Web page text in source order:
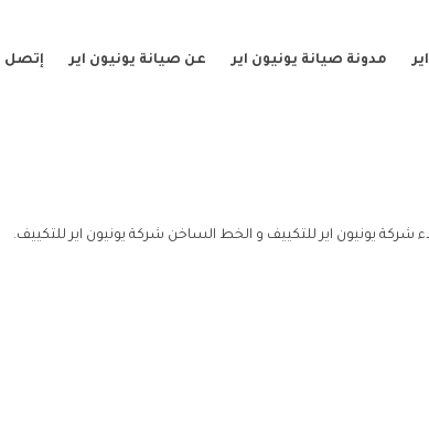
مدونة صيانة يونيون اير عن صيانة يونيون اير إتصل
شركة يونيون اير للتكييف و الخط الساخن شركة يونيون اير للتكييف.